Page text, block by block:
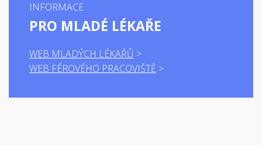
INFORMACE
PRO MLADÉ LÉKAŘE
WEB MLADÝCH LÉKAŘŮ
WEB FÉROVÉHO PRACOVIŠTĚ